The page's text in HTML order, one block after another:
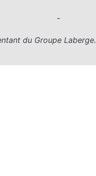
-
du Groupe Laberge.